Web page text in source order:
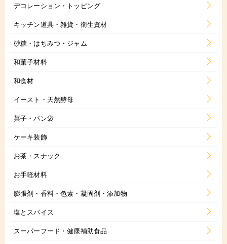
デコレーション・トッピング
キッチン道具・雑貨・衛生資材
砂糖・はちみつ・ジャム
和菓子材料
和食材
イースト・天然酵母
菓子・パン袋
ケーキ装飾
お茶・スナック
お手軽材料
膨張剤・香料・色素・凝固剤・添加物
塩とスパイス
スーパーフード・健康補助食品